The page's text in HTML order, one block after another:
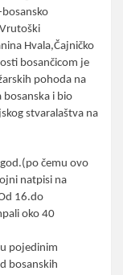
Hvala,Čajničko
bosančicom je
pohoda na
bosanska i bio
stvaralaštva na
čemu ovo
natpisi na
16.do
oko 40
pojedinim
bosanskih